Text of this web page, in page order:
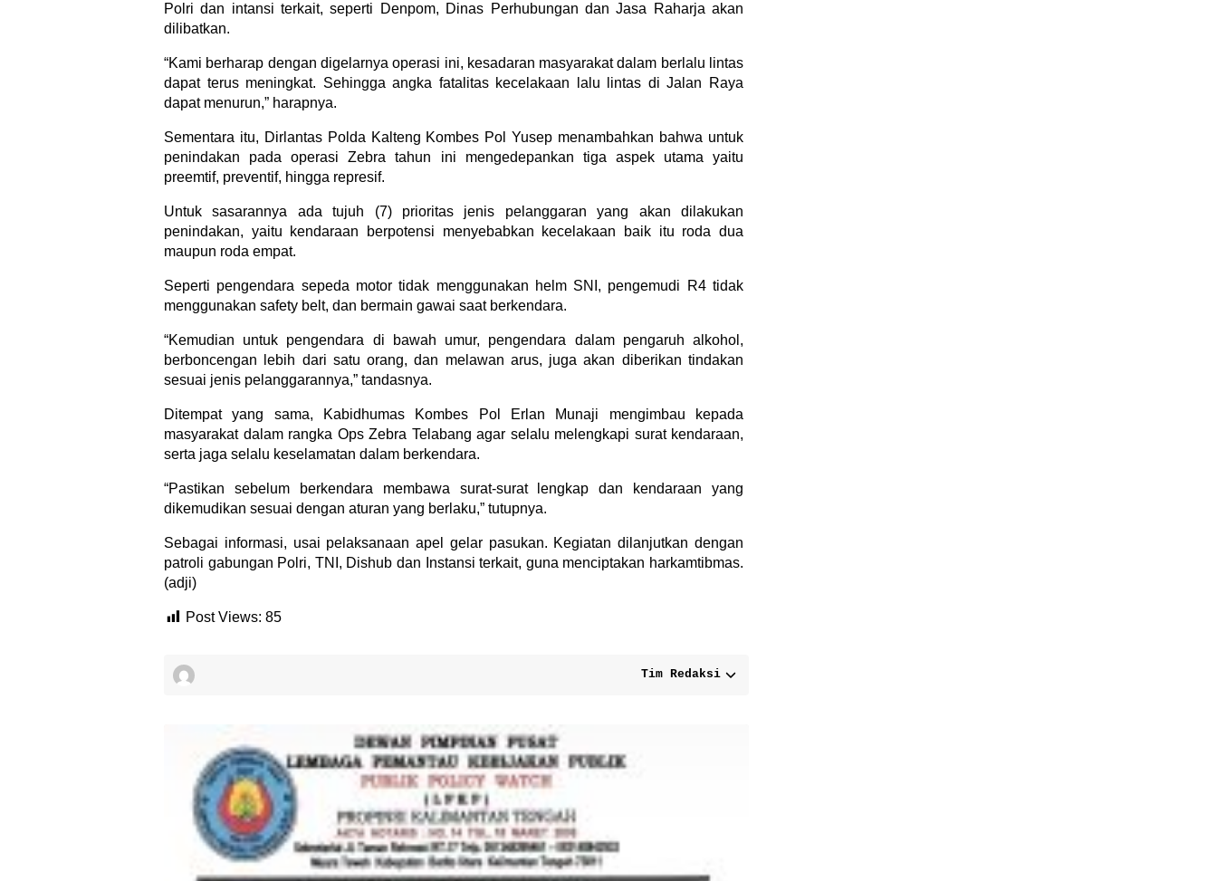
Polri dan intansi terkait, seperti Denpom, Dinas Perhubungan dan Jasa Raharja akan
dilibatkan.
“Kami berharap dengan digelarnya operasi ini, kesadaran masyarakat dalam berlalu lintas
dapat terus meningkat. Sehingga angka fatalitas kecelakaan lalu lintas di Jalan Raya
dapat menurun,” harapnya.
Sementara itu, Dirlantas Polda Kalteng Kombes Pol Yusep menambahkan bahwa untuk
penindakan pada operasi Zebra tahun ini mengedepankan tiga aspek utama yaitu
preemtif, preventif, hingga represif.
Untuk sasarannya ada tujuh (7) prioritas jenis pelanggaran yang akan dilakukan
penindakan, yaitu kendaraan berpotensi menyebabkan kecelakaan baik itu roda dua
maupun roda empat.
Seperti pengendara sepeda motor tidak menggunakan helm SNI, pengemudi R4 tidak
menggunakan safety belt, dan bermain gawai saat berkendara.
“Kemudian untuk pengendara di bawah umur, pengendara dalam pengaruh alkohol,
berboncengan lebih dari satu orang, dan melawan arus, juga akan diberikan tindakan
sesuai jenis pelanggarannya,” tandasnya.
Ditempat yang sama, Kabidhumas Kombes Pol Erlan Munaji mengimbau kepada
masyarakat dalam rangka Ops Zebra Telabang agar selalu melengkapi surat kendaraan,
serta jaga selalu keselamatan dalam berkendara.
“Pastikan sebelum berkendara membawa surat-surat lengkap dan kendaraan yang
dikemudikan sesuai dengan aturan yang berlaku,” tutupnya.
Sebagai informasi, usai pelaksanaan apel gelar pasukan. Kegiatan dilanjutkan dengan
patroli gabungan Polri, TNI, Dishub dan Instansi terkait, guna menciptakan harkamtibmas.
(adji)
Post Views: 85
Tim Redaksi